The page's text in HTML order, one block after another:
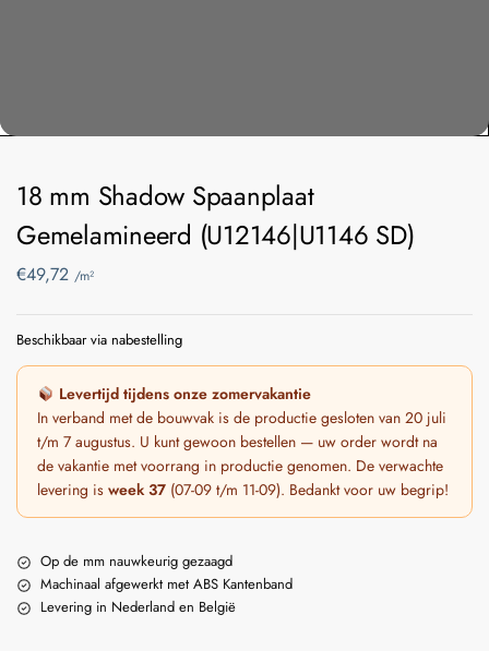
18 mm Shadow Spaanplaat
Gemelamineerd (U12146|U1146 SD)
€49,72 /m²
Beschikbaar via nabestelling
Levertijd tijdens onze zomervakantie
In verband met de bouwvak is de productie gesloten van 20 juli
t/m 7 augustus. U kunt gewoon bestellen — uw order wordt na
de vakantie met voorrang in productie genomen. De verwachte
levering is week 37 (07-09 t/m 11-09). Bedankt voor uw begrip!
Op de mm nauwkeurig gezaagd
Machinaal afgewerkt met ABS Kantenband
Levering in Nederland en België